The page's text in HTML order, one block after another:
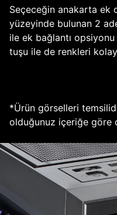
Seçeceğin anakarta ek
yüzeyinde bulunan 2
ile ek bağlantı
tuşu ile de renkleri
*Ürün görselleri
olduğunuz içeriğe göre